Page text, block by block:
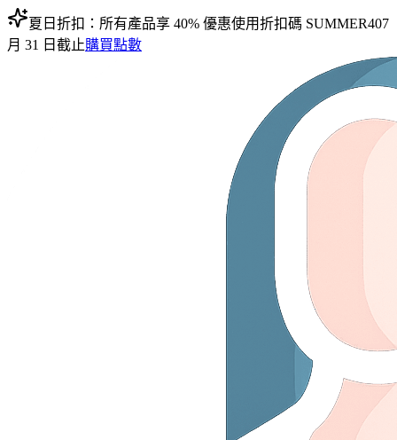
夏日折扣：所有產品享 40% 優惠使用折扣碼 SUMMER407
月 31 日截止購買點數